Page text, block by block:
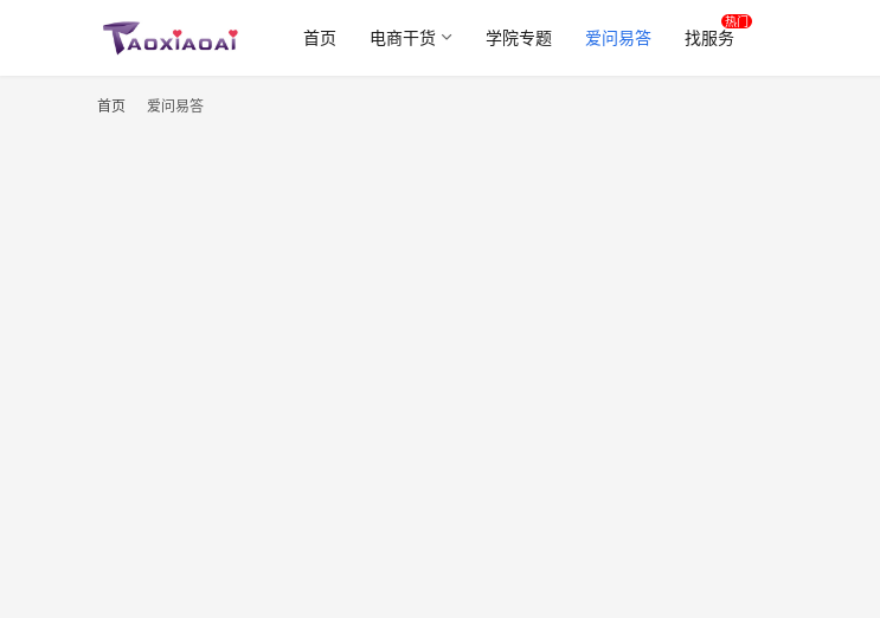
首页 电商干货 学院专题 爱问易答 找服务
首页 爱问易答